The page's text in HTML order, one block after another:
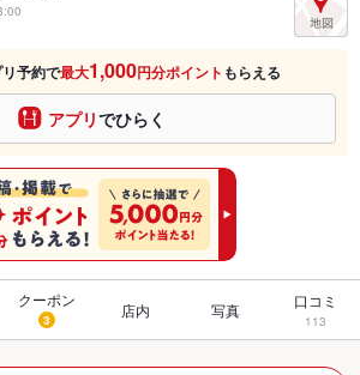
予約で最大1,000円分ポイント もらえる
アプリでひらく
クーポン
3 店内 写真 口コミ
113